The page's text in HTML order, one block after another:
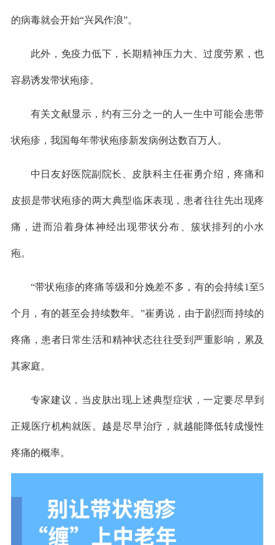
的病毒就会开始“兴风作浪”。
此外，免疫力低下，长期精神压力大、过度劳累，也
容易诱发带状疱疹。
有关文献显示，约有三分之一的人一生中可能会患带
状疱疹，我国每年带状疱疹新发病例达数百万人。
中日友好医院副院长、皮肤科主任崔勇介绍，疼痛和
皮损是带状疱疹的两大典型临床表现，患者往往先出现疼
痛，进而沿着身体神经出现带状分布、簇状排列的小水
疱。
“带状疱疹的疼痛等级和分娩差不多，有的会持续1至5
个月，有的甚至会持续数年。”崔勇说，由于剧烈而持续的
疼痛，患者日常生活和精神状态往往受到严重影响，累及
其家庭。
专家建议，当皮肤出现上述典型症状，一定要尽早到
正规医疗机构就医。越是尽早治疗，就越能降低转成慢性
疼痛的概率。